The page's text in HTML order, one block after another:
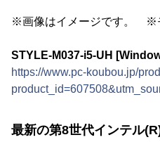
※画像はイメージです。 ※
STYLE-M037-i5-UH
https://www.pc-koubou.jp/
最新の第8世代インテル